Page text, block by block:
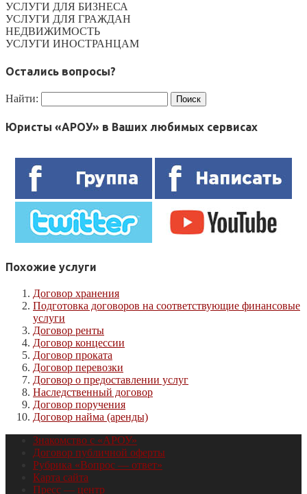
УСЛУГИ ДЛЯ БИЗНЕСА
УСЛУГИ ДЛЯ ГРАЖДАН
НЕДВИЖИМОСТЬ
УСЛУГИ ИНОСТРАНЦАМ
Остались вопросы?
Найти:
Юристы «АРОУ» в Ваших любимых сервисах
Похожие услуги
Договор хранения
Подготовка договоров на соответствующие финансовые
услуги
Договор ренты
Договор концессии
Договор проката
Договор перевозки
Договор о предоставлении услуг
Наследственный договор
Договор поручения
Договор найма (аренды)
Знакомство с «АРОУ»
Договор публичной оферты
Рубрика «Вопрос — ответ»
Карта сайта
Пресс — центр